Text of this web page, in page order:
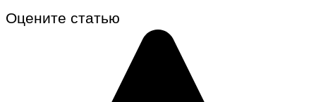
Оцените статью